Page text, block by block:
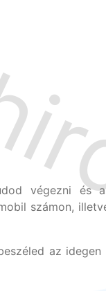
végezni és
számon,
az